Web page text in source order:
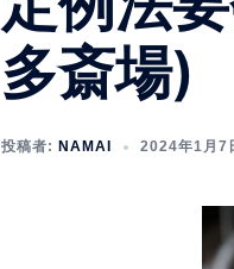
多斎場)
投稿者: NAMAI 2024年1月7